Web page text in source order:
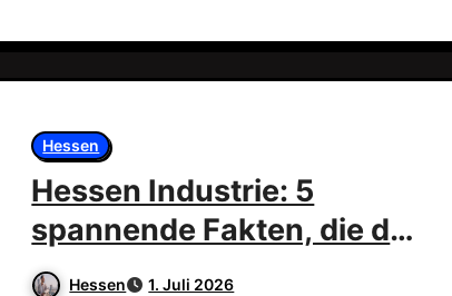
Hessen
Hessen Industrie: 5
spannende Fakten, die du
wissen musst!
Hessen 1. Juli 2026